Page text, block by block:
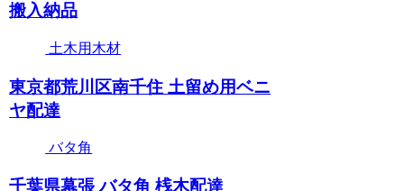
搬入納品
土木用木材
東京都荒川区南千住 土留め用ベニ
ヤ配達
バタ角
千葉県幕張 バタ角 桟木配達